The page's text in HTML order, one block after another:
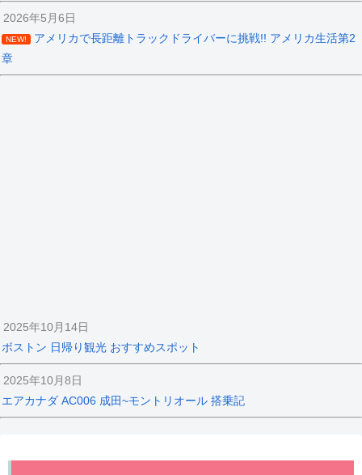
2026年5月6日
NEW!
アメリカで長距離トラックドライバーに挑戦!! アメリカ生活第2
章
2025年10月14日
ボストン 日帰り観光 おすすめスポット
2025年10月8日
エアカナダ AC006 成田~モントリオール 搭乗記